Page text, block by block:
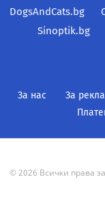
DogsAndCats.bg
Sinoptik.bg
За нас За
© 2026 Всички права